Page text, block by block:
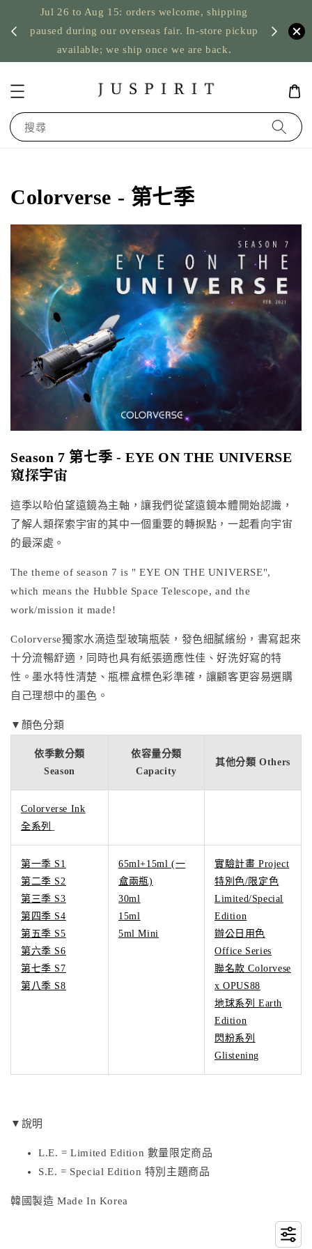
Jul 26 to Aug 15: orders welcome, shipping
paused during our overseas fair. In-store pickup
available; we ship once we are back.
US
搜尋
Colorverse - 第七季
Season 7 第七季 - EYE ON THE UNIVERSE
窺探宇宙
這季以哈伯望遠鏡為主軸，讓我們從望遠鏡本體開始認識，
了解人類探索宇宙的其中一個重要的轉捩點，一起看向宇宙
的最深處。
The theme of season 7 is " EYE ON THE UNIVERSE",
which means the Hubble Space Telescope, and the
work/mission it made!
Colorverse獨家水滴造型玻璃瓶裝，發色細膩繽紛，書寫起來
十分流暢舒適，同時也具有紙張適應性佳、好洗好寫的特
性。墨水特性清楚、瓶標盒標色彩準確，讓顧客更容易選購
自己理想中的墨色。
依季數分類
Season
依容量分類
Capacity
其他分類 Others
Colorverse Ink
全系列
第一季 S1
第二季 S2
第三季 S3
第四季 S4
第五季 S5
第六季 S6
第七季 S7
第八季 S8
65ml+15ml (一
盒兩瓶)
30ml
15ml
5ml Mini
實驗計畫 Project
特別色/限定色
Limited/Special
Edition
辦公日用色
Office Series
聯名款 Colorvese
x OPUS88
地球系列 Earth
Edition
閃粉系列
Glistening
▼顏色分類
L.E. = Limited Edition 數量限定商品
S.E. = Special Edition 特別主題商品
▼說明
韓國製造 Made In Korea